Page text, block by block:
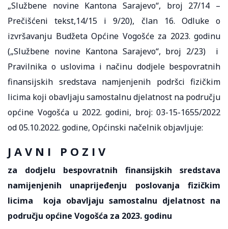
„Službene novine Kantona Sarajevo“, broj 27/14 –
Prečišćeni tekst,14/15 i 9/20), član 16. Odluke o
izvršavanju Budžeta Općine Vogošće za 2023. godinu
(„Službene novine Kantona Sarajevo“, broj 2/23) i
Pravilnika o uslovima i načinu dodjele bespovratnih
finansijskih sredstava namjenjenih podršci fizičkim
licima koji obavljaju samostalnu djelatnost na području
općine Vogošća u 2022. godini, broj: 03-15-1655/2022
od 05.10.2022. godine, Općinski načelnik objavljuje:
J A V N I P O Z I V
za dodjelu bespovratnih finansijskih sredstava
namijenjenih unaprijeđenju poslovanja fizičkim
licima koja obavljaju samostalnu djelatnost na
području općine Vogošća za 2023. godinu